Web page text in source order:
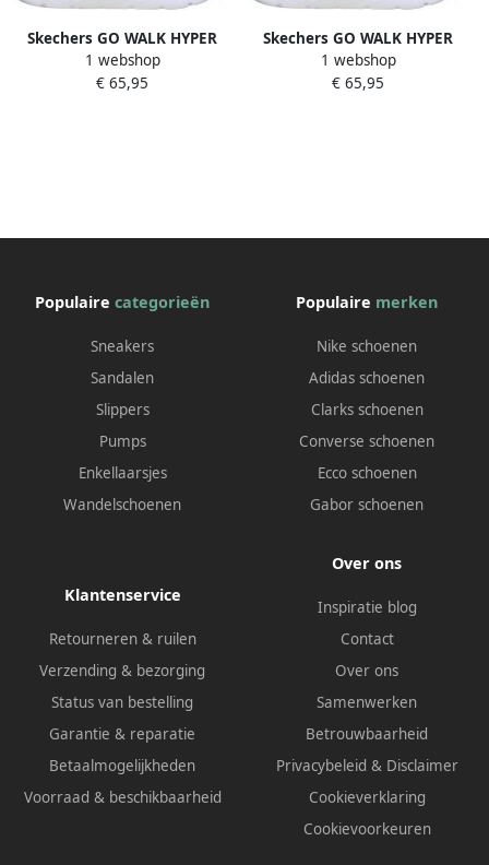
Skechers GO WALK HYPER
BURST SAVITAR Heren
Sneakers
1 webshop
€ 65,95
Skechers GO WALK HYPER
BURST SAVITAR Heren
Sneakers
1 webshop
€ 65,95
Populaire categorieën
Sneakers
Sandalen
Slippers
Pumps
Enkellaarsjes
Wandelschoenen
Populaire merken
Nike schoenen
Adidas schoenen
Clarks schoenen
Converse schoenen
Ecco schoenen
Gabor schoenen
Klantenservice
Retourneren & ruilen
Verzending & bezorging
Status van bestelling
Garantie & reparatie
Betaalmogelijkheden
Voorraad & beschikbaarheid
Over ons
Inspiratie blog
Contact
Over ons
Samenwerken
Betrouwbaarheid
Privacybeleid & Disclaimer
Cookieverklaring
Cookievoorkeuren